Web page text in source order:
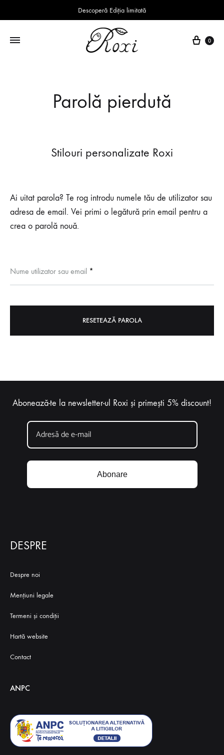
Descoperă Ediția limitată
Coș
0
Parolă pierdută
Stilouri personalizate Roxi
Ai uitat parola? Te rog introdu numele tău de utilizator sau
adresa de email. Vei primi o legătură prin email pentru a
crea o parolă nouă.
Nume utilizator sau email *
RESETEAZĂ PAROLA
Abonează-te la newsletter-ul Roxi și primești 5% discount!
Abonare
DESPRE
Despre noi
Mențiuni legale
Termeni și condiții
Hartă website
Contact
ANPC